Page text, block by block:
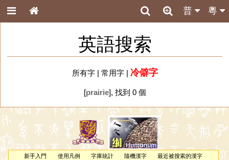
粵
普
英語搜索
所有字| 常用字| 冷僻字
[prairie], 找到 0 個
新手入門 使用凡例 字庫統計 隨機漢字
最近被搜索的漢字